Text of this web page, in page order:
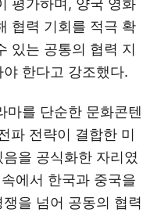
평가하며, 양국 영화
협력 기회를 적극 확
있는 공통의 협력 지
한다고 강조했다.
마를 단순한 문화콘텐
파 전략이 결합한 미
을 공식화한 자리였
에서 한국과 중국을
을 넘어 공동의 협력